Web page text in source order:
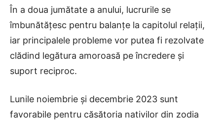
În a doua jumătate a anului, lucrurile se
îmbunătățesc pentru balanțe la capitolul relații,
iar principalele probleme vor putea fi rezolvate
clădind legătura amoroasă pe încredere și
suport reciproc.
Lunile noiembrie și decembrie 2023 sunt
favorabile pentru căsătoria nativilor din zodia